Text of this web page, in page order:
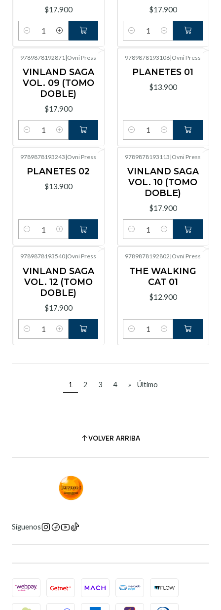
$17.900
Cantidad
$17.900
Cantidad
9789878192871 |Ovni Press
VINLAND SAGA
VOL. 09 (TOMO
DOBLE)
$17.900
Cantidad
9789878193106|Ovni Press
PLANETES 01
$13.900
Cantidad
9789878193243 |Ovni Press
PLANETES 02
$13.900
Cantidad
9789878193113 |Ovni Press
VINLAND SAGA
VOL. 10 (TOMO
DOBLE)
$17.900
Cantidad
9789878193540|Ovni Press
VINLAND SAGA
VOL. 12 (TOMO
DOBLE)
$17.900
Cantidad
9789878192802 |Ovni Press
THE WALKING
CAT 01
$12.900
Cantidad
1 2 3 4 » Último
VOLVER ARRIBA
Síguenos